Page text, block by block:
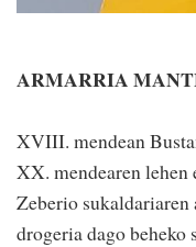
ARMARRIA
XVIII. mendean
XX. mendearen
Zeberio sukaldariaren
drogeria dago beheko